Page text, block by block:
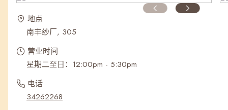
最近搜寻纪录
地点
南丰纱厂, 305
营业时间
星期二至日：12:00pm - 5:30pm
电话
34262268